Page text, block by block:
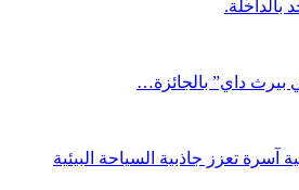
بيرث داي” بالجائزة…
تعزز جاذبية السياحة البيئية